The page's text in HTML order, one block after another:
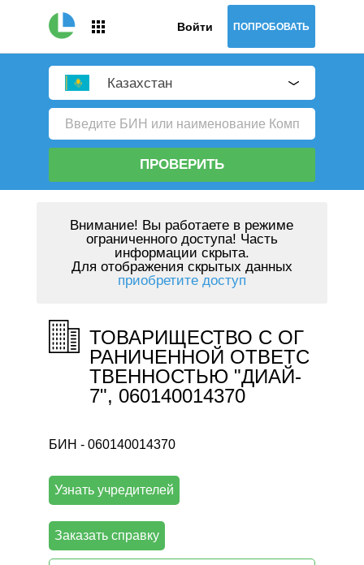
Войти ПОПРОБОВАТЬ
Казахстан
ПРОВЕРИТЬ
Внимание! Вы работаете в режиме
ограниченного доступа! Часть
информации скрыта.
Для отображения скрытых данных
приобретите доступ
ТОВАРИЩЕСТВО С ОГ
РАНИЧЕННОЙ ОТВЕТС
ТВЕННОСТЬЮ "ДИАЙ-
7", 060140014370
БИН - 060140014370
Узнать учредителей
Заказать справку